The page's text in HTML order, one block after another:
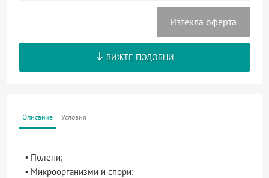
Изтекла оферта
ВИЖТЕ ПОДОБНИ
Описание Условия
• Полени;
• Микроорганизми и спори;